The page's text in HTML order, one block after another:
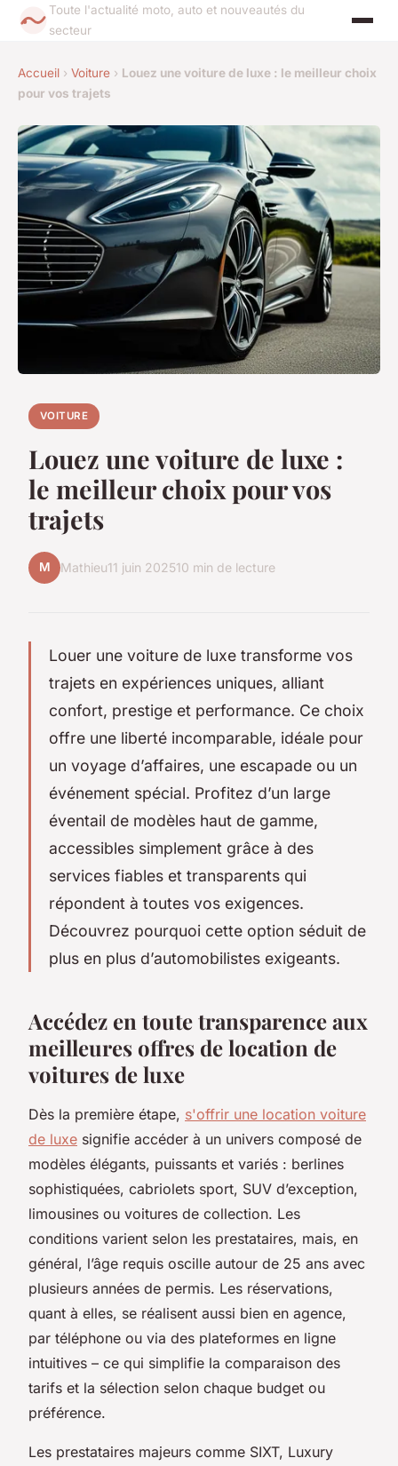
Toute l'actualité moto, auto et nouveautés du
secteur
Accueil › Voiture › Louez une voiture de luxe : le meilleur choix
pour vos trajets
VOITURE
Louez une voiture de luxe :
le meilleur choix pour vos
trajets
M Mathieu11 juin 202510 min de lecture
Louer une voiture de luxe transforme vos
trajets en expériences uniques, alliant
confort, prestige et performance. Ce choix
offre une liberté incomparable, idéale pour
un voyage d’affaires, une escapade ou un
événement spécial. Profitez d’un large
éventail de modèles haut de gamme,
accessibles simplement grâce à des
services fiables et transparents qui
répondent à toutes vos exigences.
Découvrez pourquoi cette option séduit de
plus en plus d’automobilistes exigeants.
Accédez en toute transparence aux
meilleures offres de location de
voitures de luxe
Dès la première étape, s'offrir une location voiture
de luxe signifie accéder à un univers composé de
modèles élégants, puissants et variés : berlines
sophistiquées, cabriolets sport, SUV d’exception,
limousines ou voitures de collection. Les
conditions varient selon les prestataires, mais, en
général, l’âge requis oscille autour de 25 ans avec
plusieurs années de permis. Les réservations,
quant à elles, se réalisent aussi bien en agence,
par téléphone ou via des plateformes en ligne
intuitives – ce qui simplifie la comparaison des
tarifs et la sélection selon chaque budget ou
préférence.
Les prestataires majeurs comme SIXT, Luxury